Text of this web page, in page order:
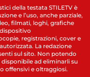
della testata STILETV è
e l’uso, anche parziale,
filmati, loghi, grafiche
registrazioni, cover e
La redazione
sul sito. Non potendo
ad eliminarli su
offensivi e oltraggiosi.